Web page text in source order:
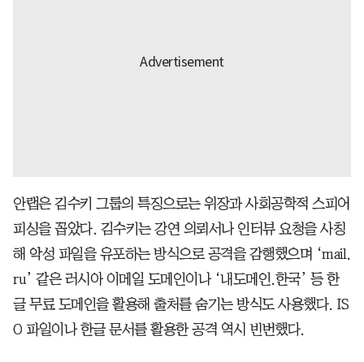
안랩은 김수키 그룹의 특징으로는 위장과 사회공학적 스피어
피싱을 꼽았다. 김수키는 강연 의뢰서나 인터뷰 요청을 사칭
해 악성 파일을 유포하는 방식으로 공격을 감행했으며 ‘mail.
ru’ 같은 러시아 이메일 도메인이나 ‘내도메인.한국’ 등 한
글 무료 도메인을 활용해 출처를 숨기는 방식도 사용했다. IS
O 파일이나 한글 문서를 활용한 공격 역시 빈번했다.